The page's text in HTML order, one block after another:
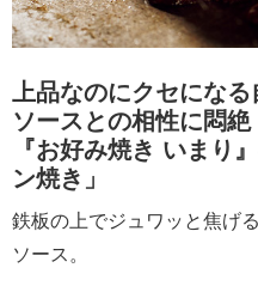
上品なのにクセにな
ソースとの相性に悶絶
『お好み焼き いまり
ン焼き」
鉄板の上でジュワッと焦げ
ソース。